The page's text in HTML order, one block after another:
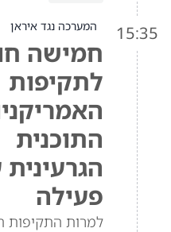
15:35 המערכה נגד איראן
חמישה
לתקיפות
התוכנית
הגרעינית
פעילה
למרות התקיפות